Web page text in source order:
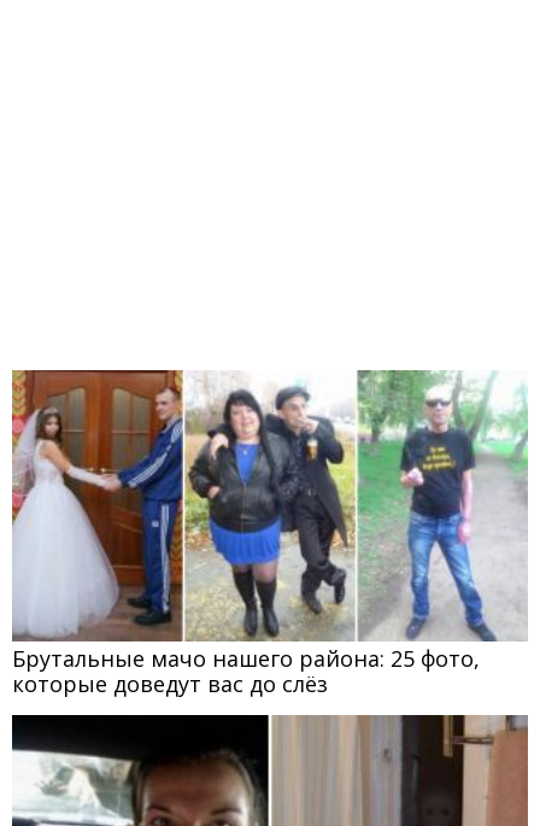
Брутальные мачо нашего района: 25 фото,
которые доведут вас до слёз